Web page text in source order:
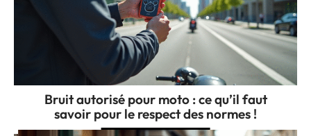
Bruit autorisé pour moto : ce qu’il faut
savoir pour le respect des normes !